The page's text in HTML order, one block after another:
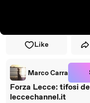
Like
Marco Carra
Forza Lecce: tifosi
leccechannel.it